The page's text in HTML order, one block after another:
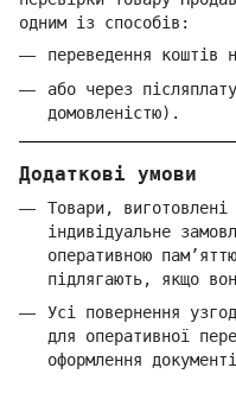
одним із способів:
переведення коштів
або через
домовленістю).
Додаткові умови
Товари,
індивідуальне
оперативною
підлягають, якщо
Усі повернення
для оперативної
оформлення